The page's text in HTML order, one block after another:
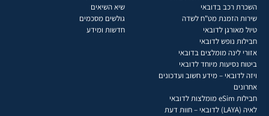
השכרת רכב בדובאי
שירות הזמנת מט"ח לשדה
טיול מאורגן לדובאי
חבילות נופש לדובאי
אזורי לינה מומלצים בדובאי
ביטוח נסיעות מיוחד לדובאי
ויזה לדובאי – מידע חשוב ועדכונים
אחרונים
חבילות eSim מומלצות לדובאי
לאיה (LAYA) לדובאי – חוות דעת
שיא השיאים
גולשים מסכמים
חדשות ומידע